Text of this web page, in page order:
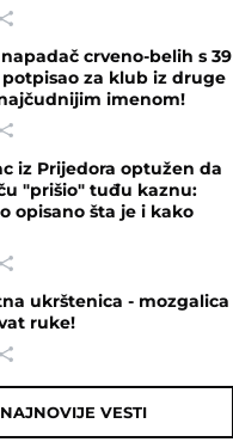
crveno-belih s 39
za klub iz druge
imenom!
iz Prijedora optužen da
"prišio" tuđu kaznu:
opisano šta je i kako
ukrštenica - mozgalica
ruke!
VESTI